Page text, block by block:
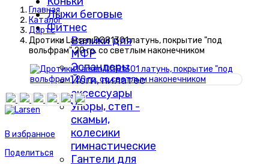
Лыжи беговые
Фитнес
Валики для
МФР
Эспандеры
Йоги, пилатес
аксессуары
Упоры, степ -
скамьи,
колесики
гимнастические
Гантели для
Главная
Каталог
Дартс
Дротики Larsen DG81301 латунь, покрытие "под
вольфрам" 20 гр. со светлым наконечником
В избранное
Поделиться